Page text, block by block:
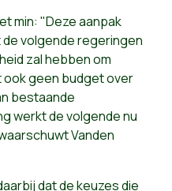
min: "Deze aanpak
volgende regeringen
zal hebben om
geen budget over
bestaande
werkt de volgende nu
Vanden
dat de keuzes die